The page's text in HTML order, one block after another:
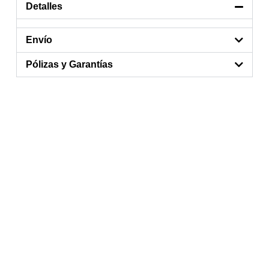
Detalles
Envío
Pólizas y Garantías